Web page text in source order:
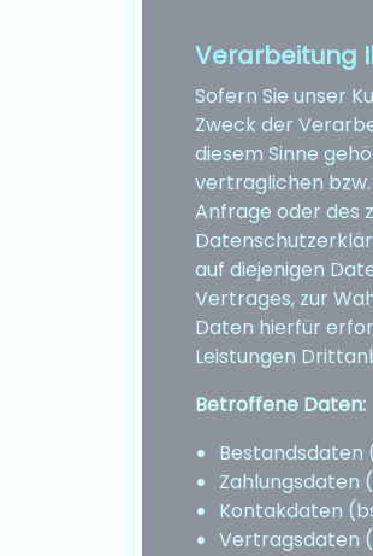
Verarbeitung
Sofern Sie unser
Zweck der
diesem Sinne
vertraglichen
Anfrage oder des
auf diejenigen
Vertrages, zur
Daten hierfür
Leistungen
Betroffene Daten:
Bestandsdaten
Zahlungsdaten
Kontakdaten
Vertragsdaten